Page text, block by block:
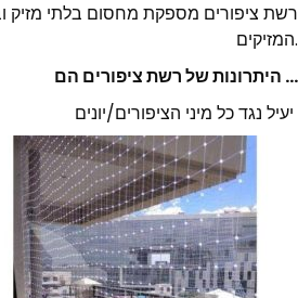
רשת ציפורים מספקת מחסום בלתי מזיק
המזיקים.
היתרונות של רשת ציפורים הם …